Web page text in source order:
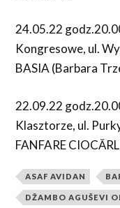
24.05.22
Kongresowe, ul.
BASIA (Barbara
22.09.22
Klasztorze, ul.
FANFARE
ASAF AVIDAN
DŽAMBO AGUŠEVI